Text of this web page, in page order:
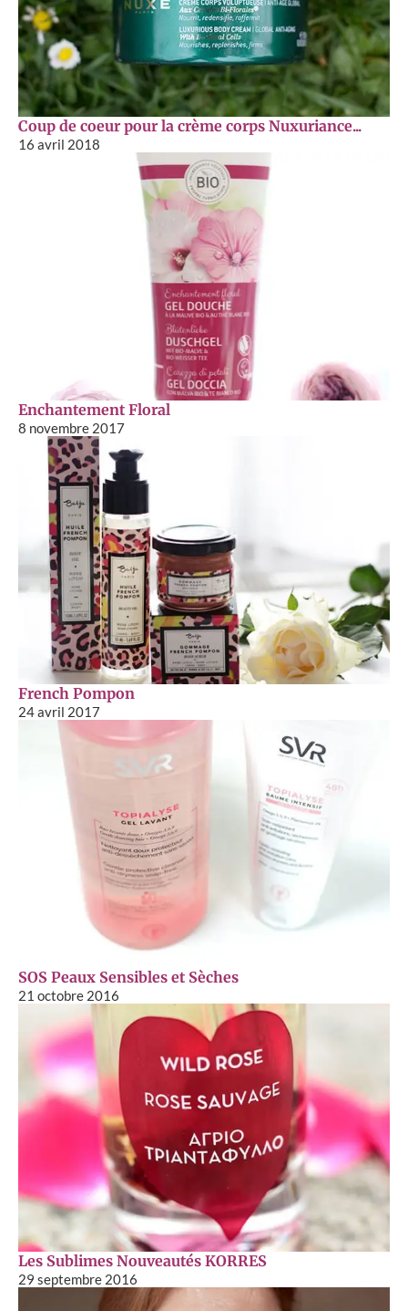
Coup de coeur pour la crème corps Nuxuriance...
16 avril 2018
Enchantement Floral
8 novembre 2017
French Pompon
24 avril 2017
SOS Peaux Sensibles et Sèches
21 octobre 2016
Les Sublimes Nouveautés KORRES
29 septembre 2016